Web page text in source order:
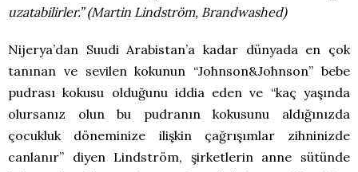
uzatabilirler.” (Martin Lindström, Brandwashed)
Nijerya’dan Suudi Arabistan’a kadar dünyada en çok
tanınan ve sevilen kokunun “Johnson&Johnson” bebe
pudrası kokusu olduğunu iddia eden ve “kaç yaşında
olursanız olun bu pudranın kokusunu aldığınızda
çocukluk döneminize ilişkin çağrışımlar zihninizde
canlanır” diyen Lindström, şirketlerin anne sütünde